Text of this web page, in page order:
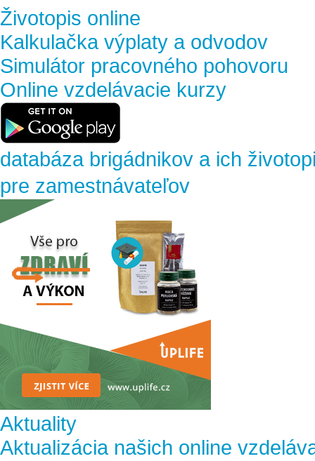
Životopis online
Kalkulačka výplaty a odvodov
Simulátor pracovného pohovoru
Online vzdelávacie kurzy
databáza brigádnikov a ich
pre zamestnávateľov
Aktuality
Aktualizácia našich online